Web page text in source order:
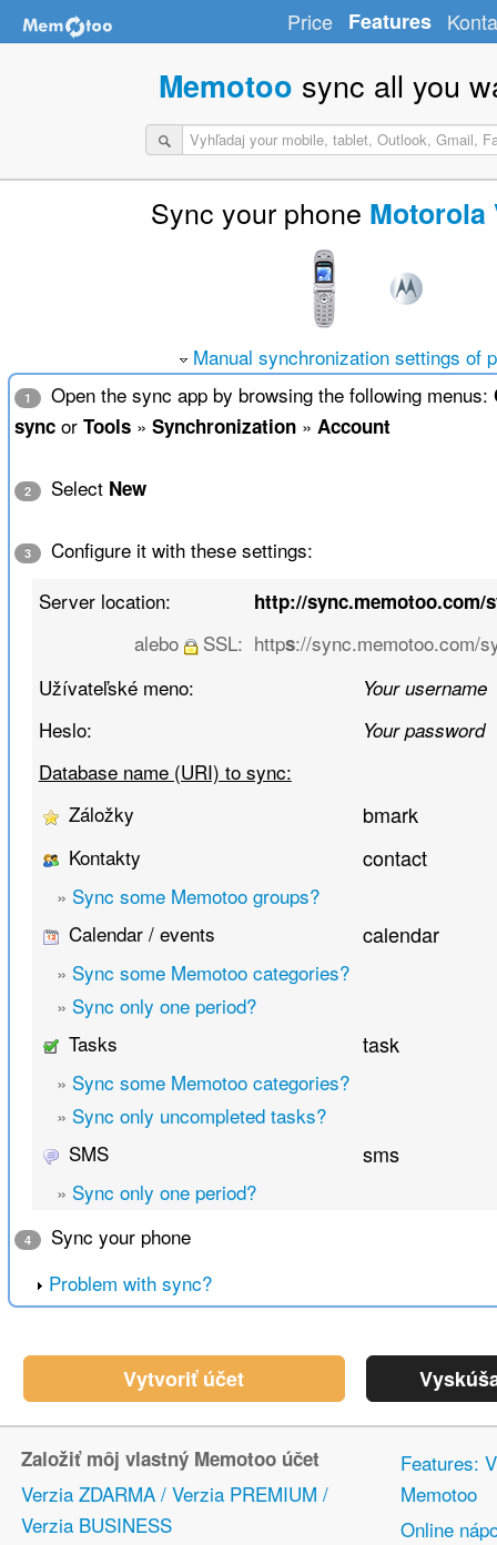
Price Features
Memotoo sync all you
Sync your phone Motorola
Manual synchronization settings of
1 Open the sync app by browsing the following menus:
syncor Tools» Synchronization» Account
2 Select New
3
Configure it with these settings:
Server location:
http://sync.memotoo.com/
alebo SSL: https://sync.memotoo.com/
Užívateľské meno:
Your username
Heslo: Your password
Database name (URI) to sync:
Záložky
bmark
Kontakty contact
» Sync some Memotoo groups?
Calendar / events
calendar
» Sync some Memotoo categories?
» Sync only one period?
Tasks
task
» Sync some Memotoo categories?
» Sync only uncompleted tasks?
SMS
sms
» Sync only one period?
4
Sync your phone
Problem with sync?
Vytvoriť účet
Založiť môj vlastný Memotoo účet
Verzia ZDARMA / Verzia PREMIUM /
Verzia BUSINESS
Features:
Memotoo
Online